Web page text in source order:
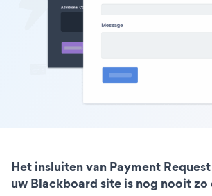
Het insluiten van Payment
uw Blackboard site is nog nooit zo